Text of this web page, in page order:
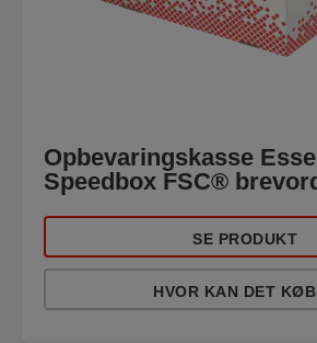
Opbevaringskasse
Speedbox FSC®
SE PRODUKT
HVOR KAN DET